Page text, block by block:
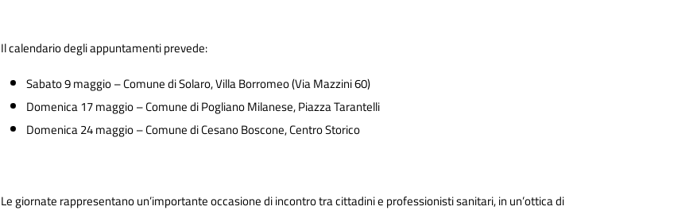
Il calendario degli appuntamenti prevede:
Sabato 9 maggio – Comune di Solaro, Villa Borromeo (Via Mazzini 60)
Domenica 17 maggio – Comune di Pogliano Milanese, Piazza Tarantelli
Domenica 24 maggio – Comune di Cesano Boscone, Centro Storico
Le giornate rappresentano un’importante occasione di incontro tra cittadini e professionisti sanitari, in un’ottica di